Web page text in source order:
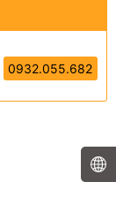
0932.055.682